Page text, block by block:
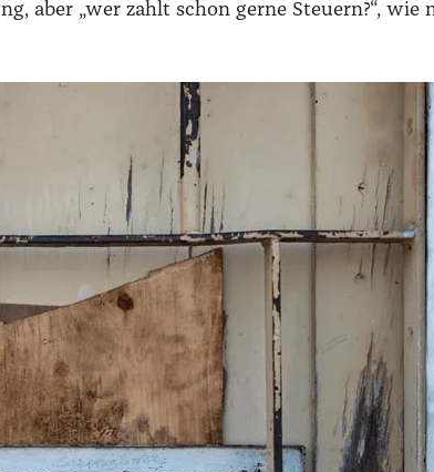
aber „wer zahlt schon ger­ne Steu­ern?“,